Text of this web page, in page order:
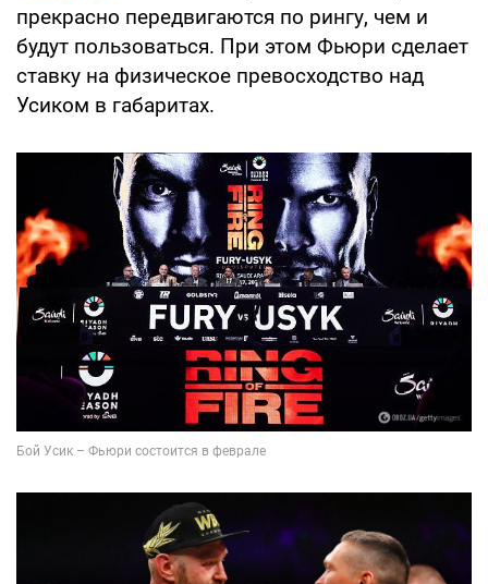
прекрасно передвигаются по рингу, чем и
будут пользоваться. При этом Фьюри сделает
ставку на физическое превосходство над
Усиком в габаритах.